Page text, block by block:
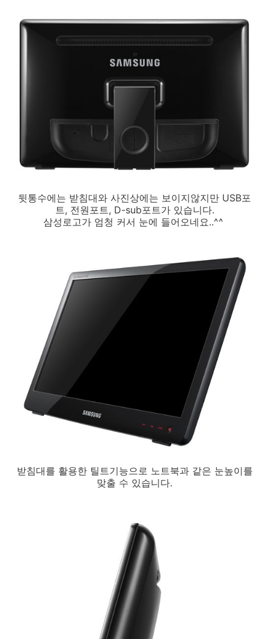
뒷통수에는 받침대와 사진상에는 보이지않지만 USB포
트, 전원포트, D-sub포트가 있습니다.
삼성로고가 엄청 커서 눈에 들어오네요..^^
받침대를 활용한 틸트기능으로 노트북과 같은 눈높이를
맞출 수 있습니다.